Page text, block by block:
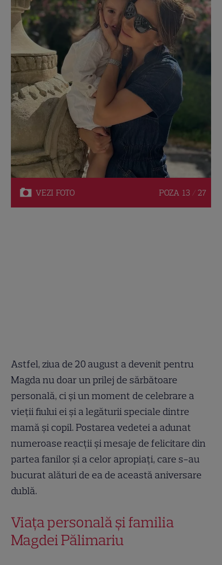
VEZI FOTO POZA 13 / 27
Astfel, ziua de 20 august a devenit pentru
Magda nu doar un prilej de sărbătoare
personală, ci și un moment de celebrare a
vieții fiului ei și a legăturii speciale dintre
mamă și copil. Postarea vedetei a adunat
numeroase reacții și mesaje de felicitare din
partea fanilor și a celor apropiați, care s-au
bucurat alături de ea de această aniversare
dublă.
Viața personală și familia
Magdei Pălimariu